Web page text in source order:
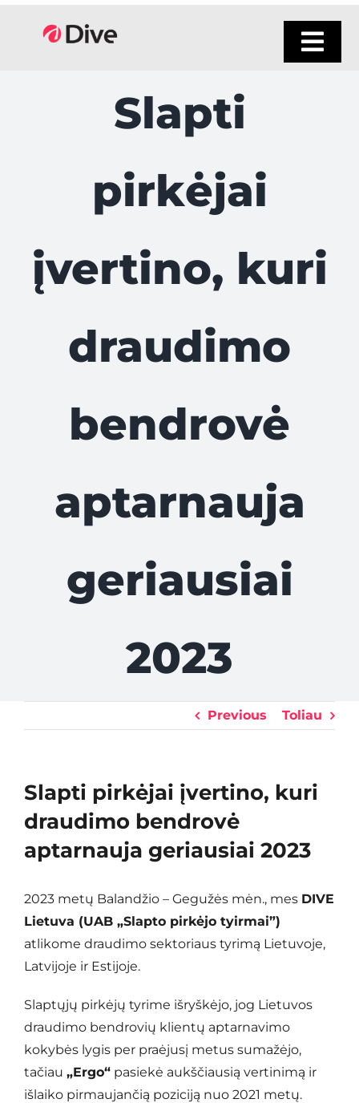
Slapti
pirkėjai
įvertino, kuri
draudimo
bendrovė
aptarnauja
geriausiai
2023
Previous Toliau
Slapti pirkėjai įvertino, kuri
draudimo bendrovė
aptarnauja geriausiai 2023
2023 metų Balandžio – Gegužės mėn., mes DIVE
Lietuva (UAB „Slapto pirkėjo tyirmai”)
atlikome draudimo sektoriaus tyrimą Lietuvoje,
Latvijoje ir Estijoje.
Slaptųjų pirkėjų tyrime išryškėjo, jog Lietuvos
draudimo bendrovių klientų aptarnavimo
kokybės lygis per praėjusį metus sumažėjo,
tačiau „Ergo“ pasiekė aukščiausią vertinimą ir
išlaiko pirmaujančią poziciją nuo 2021 metų.